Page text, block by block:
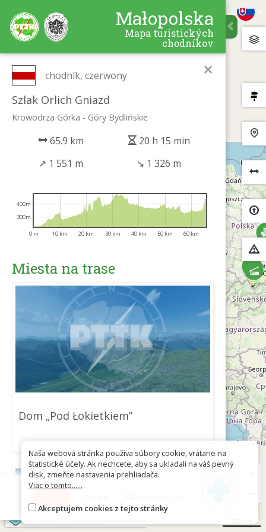
Małopolska
Mapa turistických
chodníkov
×
chodník, czerwony
Szlak Orlich Gniazd
Krowodrza Górka - Góry Bydlińskie
65.9 km
20 h 15 min
↗ 1 551 m ↘ 1 326 m
0 m 10 km 20 km 30 km 40 km 50 km 60 km
300m
400m
Miesta na trase
Dom „Pod Łokietkiem”
Naša webová stránka používa súbory cookie, vrátane na
štatistické účely. Ak nechcete, aby sa ukladali na váš pevný
disk, zmeňte nastavenia prehliadača.
Viac o tomto......
Akceptujem cookies z tejto stránky